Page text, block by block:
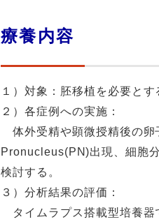
療養内容
１）対象：胚移植を必要とす
２）各症例への実施：
体外受精や顕微授精後の卵
Pronucleus(PN)出現、細胞
検討する。
３）分析結果の評価：
タイムラプス搭載型培養器